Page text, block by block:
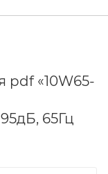
pdf «10W65-
65Гц